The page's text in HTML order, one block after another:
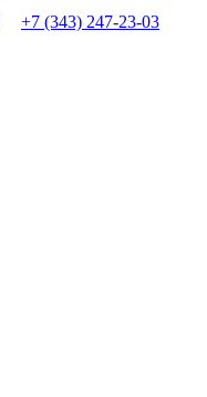
+7 (343) 247-23-03